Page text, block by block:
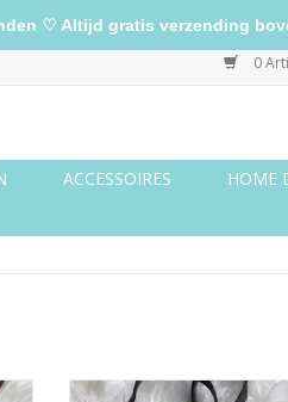
0
ACCESSOIRES HOME
Zwart leren schoudertasje
♡ Altijd gratis verzending